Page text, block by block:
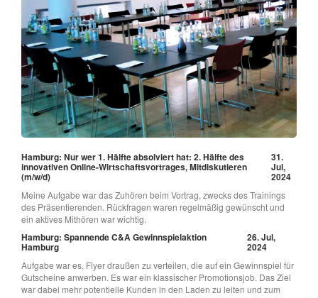
Hamburg: Nur wer 1. Hälfte absolviert hat: 2. Hälfte des
innovativen Online-Wirtschaftsvortrages, Mitdiskutieren
(m/w/d)
31.
Jul,
2024
Meine Aufgabe war das Zuhören beim Vortrag, zwecks des Trainings
des Präsentierenden. Rückfragen waren regelmäßig gewünscht und
ein aktives Mithören war wichtig.
Hamburg: Spannende C&A Gewinnspielaktion
Hamburg
26. Jul,
2024
Aufgabe war es, Flyer draußen zu verteilen, die auf ein Gewinnspiel für
Gutscheine anwerben. Es war ein klassischer Promotionsjob. Das Ziel
war dabei mehr potentielle Kunden in den Laden zu leiten und zum